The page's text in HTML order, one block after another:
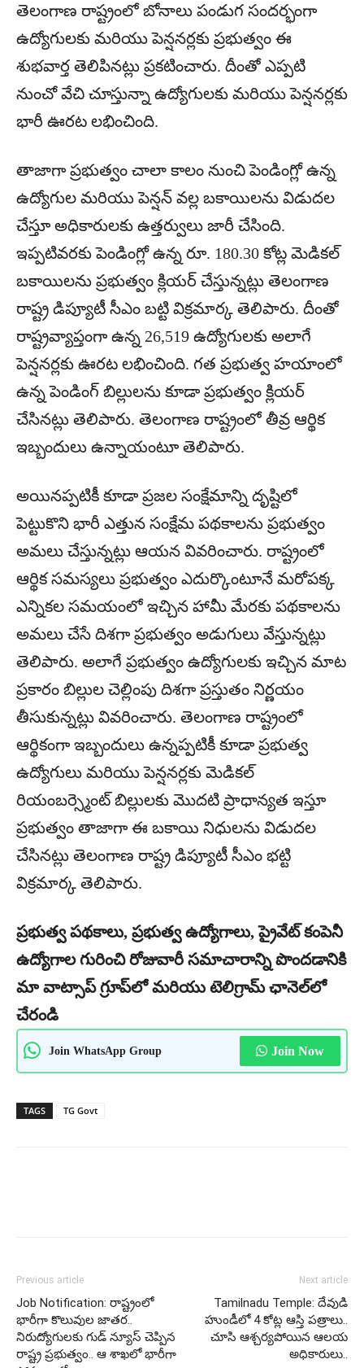
తెలంగాణ రాష్ట్రంలో బోనాలు పండుగ సందర్భంగా
ఉద్యోగులకు మరియు పెన్షనర్లకు ప్రభుత్వం ఈ
శుభవార్త తెలిపినట్లు ప్రకటించారు. దీంతో ఎప్పటి
నుంచో వేచి చూస్తున్నా ఉద్యోగులకు మరియు పెన్షనర్లకు
భారీ ఊరట లభించింది.
తాజాగా ప్రభుత్వం చాలా కాలం నుంచి పెండింగ్లో ఉన్న
ఉద్యోగుల మరియు పెన్షన్ వల్ల బకాయిలను విడుదల
చేస్తూ అధికారులకు ఉత్తర్వులు జారీ చేసింది.
ఇప్పటివరకు పెండింగ్లో ఉన్న రూ. 180.30 కోట్ల మెడికల్
బకాయిలను ప్రభుత్వం క్లియర్ చేస్తున్నట్లు తెలంగాణ
రాష్ట్ర డిప్యూటీ సీఎం బట్టి విక్రమార్క తెలిపారు. దీంతో
రాష్ట్రవ్యాప్తంగా ఉన్న 26,519 ఉద్యోగులకు అలాగే
పెన్షనర్లకు ఊరట లభించింది. గత ప్రభుత్వ హయాంలో
ఉన్న పెండింగ్ బిల్లులను కూడా ప్రభుత్వం క్లియర్
చేసినట్లు తెలిపారు. తెలంగాణ రాష్ట్రంలో తీవ్ర ఆర్థిక
ఇబ్బందులు ఉన్నాయంటూ తెలిపారు.
అయినప్పటికీ కూడా ప్రజల సంక్షేమాన్ని దృష్టిలో
పెట్టుకొని భారీ ఎత్తున సంక్షేమ పథకాలను ప్రభుత్వం
అమలు చేస్తున్నట్లు ఆయన వివరించారు. రాష్ట్రంలో
ఆర్థిక సమస్యలు ప్రభుత్వం ఎదుర్కొంటూనే మరోపక్క
ఎన్నికల సమయంలో ఇచ్చిన హామీ మేరకు పథకాలను
అమలు చేసే దిశగా ప్రభుత్వం అడుగులు వేస్తున్నట్లు
తెలిపారు. అలాగే ప్రభుత్వం ఉద్యోగులకు ఇచ్చిన మాట
ప్రకారం బిల్లుల చెల్లింపు దిశగా ప్రస్తుతం నిర్ణయం
తీసుకున్నట్లు వివరించారు. తెలంగాణ రాష్ట్రంలో
ఆర్థికంగా ఇబ్బందులు ఉన్నప్పటికీ కూడా ప్రభుత్వ
ఉద్యోగులు మరియు పెన్షనర్లకు మెడికల్
రియంబర్స్మెంట్ బిల్లులకు మొదటి ప్రాధాన్యత ఇస్తూ
ప్రభుత్వం తాజాగా ఈ బకాయి నిధులను విడుదల
చేసినట్లు తెలంగాణ రాష్ట్ర డిప్యూటీ సీఎం భట్టి
విక్రమార్క తెలిపారు.
ప్రభుత్వ పథకాలు, ప్రభుత్వ ఉద్యోగాలు, ప్రైవేట్ కంపెనీ
ఉద్యోగాల గురించి రోజువారీ సమాచారాన్ని పొందడానికి
మా వాట్సాప్ గ్రూప్‌లో మరియు టెలిగ్రామ్ ఛానెల్‌లో
చేరండి
Join WhatsApp Group Join Now
TAGS TG Govt
Previous article
Job Notification: రాష్ట్రంలో
భారీగా కొలువుల జాతర..
నిరుద్యోగులకు గుడ్ న్యూస్ చెప్పిన
రాష్ట్ర ప్రభుత్వం.. ఆ శాఖలో భారీగా
Next article
Tamilnadu Temple: దేవుడి
హుండీలో 4 కోట్ల ఆస్తి పత్రాలు..
చూసి ఆశ్చర్యపోయిన ఆలయ
అధికారులు..